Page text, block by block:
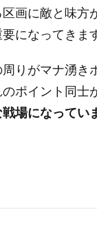
画に敵と味方
になってきま
りがマナ湧き
ポイント同士
場になってい